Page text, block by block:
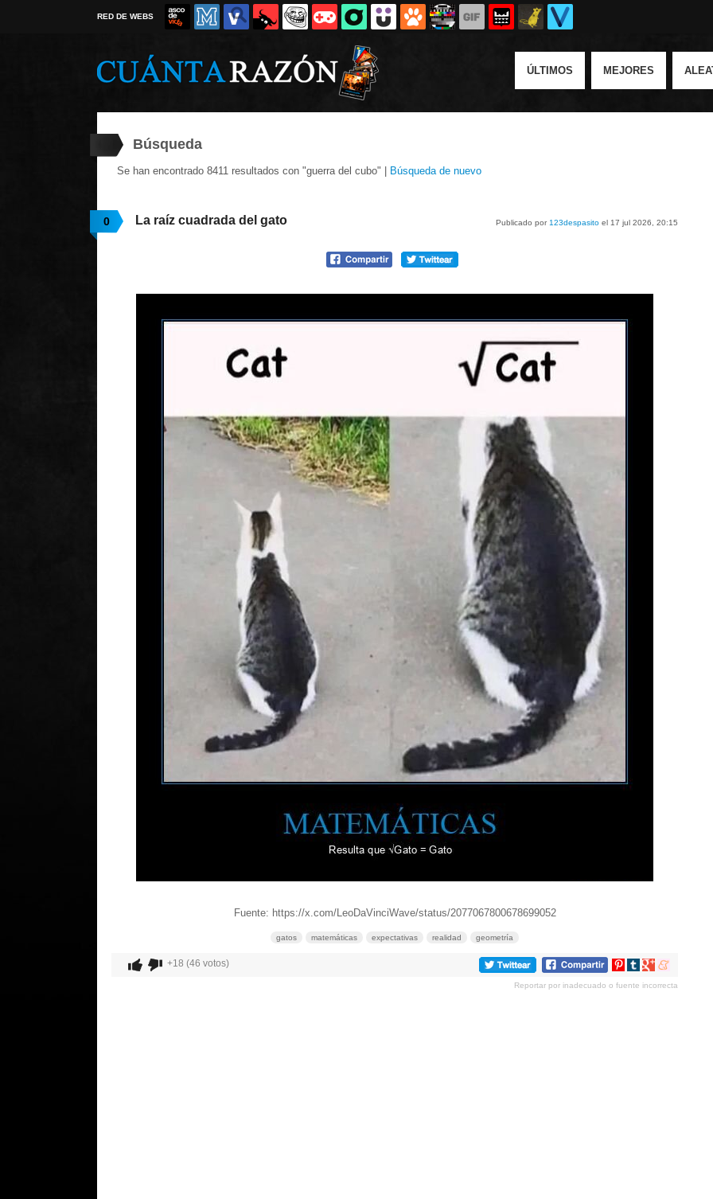
RED DE WEBS
ÚLTIMOS MEJORES
Búsqueda
Se han encontrado 8411 resultados con "guerra del cubo" | Búsqueda de nuevo
0 Publicado por 123despasito el 17 jul 2026, 20:15
La raíz cuadrada del gato
Fuente: https://x.com/LeoDaVinciWave/status/2077067800678699052
gatos matemáticas expectativas realidad geometría
+18 (46 votos)
Compartir
Pinterest
Compartir
tumblr
Compartir
Google+
Compartir
meneame
Reportar por inadecuado o fuente incorrecta